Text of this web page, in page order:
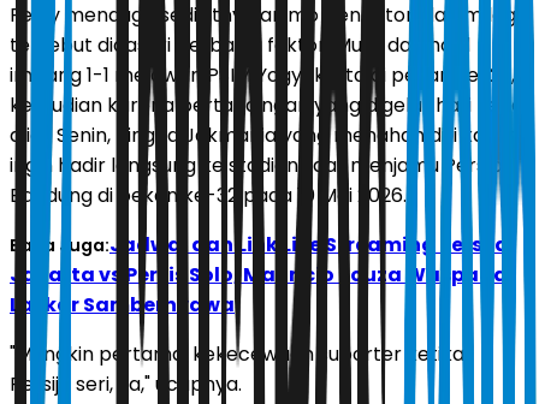
Ferry menduga sedikitnya animo penonton dalam laga
tersebut didasari berbagai faktor. Mulai dari hasil
imbang 1-1 melawan PSIM Yogyakarta di pekan ke-29,
kemudian karena pertandingan yang digelar hari kerja
alias Senin, hingga Jakmania yang menahan diri karena
ingin hadir langsung ke stadion saat menjamu Persib
Bandung di pekan ke-32 pada 10 Mei 2026.
Baca Juga:Jadwal dan Link Live Streaming Persija
Jakarta vs Persis Solo, Mauricio Souza Waspadai
Laskar Sambernyawa
"Mungkin pertama, kekecewaan suporter ketika
Persija seri, ya," ucapnya.